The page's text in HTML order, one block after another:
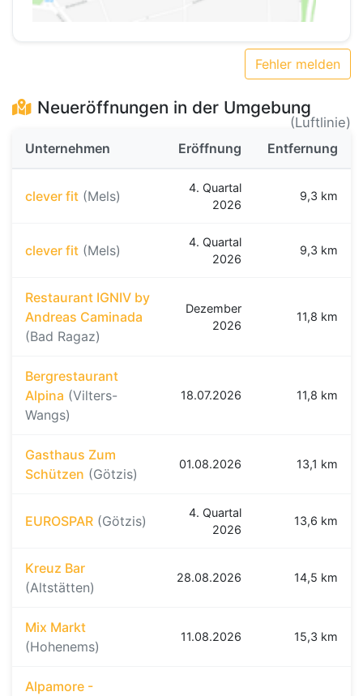
Fehler melden
Neueröffnungen in der Umgebung
(Luftlinie)
Unternehmen
Eröffnung Entfernung
clever fit (Mels)
4. Quartal
2026
9,3 km
clever fit (Mels)
4. Quartal
2026
9,3 km
Restaurant IGNIV by
Andreas Caminada
(Bad Ragaz)
Dezember
2026
11,8 km
Bergrestaurant
Alpina (Vilters-
Wangs)
18.07.2026 11,8 km
Gasthaus Zum
Schützen (Götzis)
01.08.2026 13,1 km
EUROSPAR (Götzis)
4. Quartal
2026
13,6 km
Kreuz Bar
(Altstätten)
28.08.2026 14,5 km
Mix Markt
(Hohenems)
11.08.2026 15,3 km
Alpamore -